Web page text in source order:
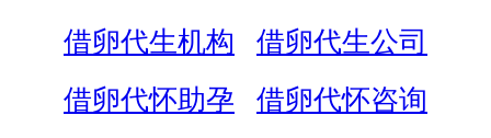
借卵代生机构
借卵代生公司
借卵代怀助孕
借卵代怀咨询